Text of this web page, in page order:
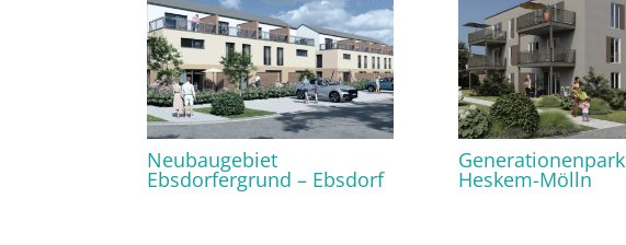
Neubaugebiet
Ebsdorfergrund – Ebsdorf
Generationenpark
Heskem-Mölln